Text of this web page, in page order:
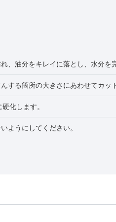
、油分をキレイに落とし、水分を
する箇所の大きさにあわせてカッ
化します。
ようにしてください。